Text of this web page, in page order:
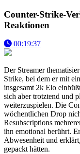
Counter-Strike-
Reaktionen
00:19:37
Der Streamer
Strike, bei dem er mit
insgesamt 2k Elo
sich aber trotztend und
weiterzuspielen. Die
wöchentlichen Drop
Resubscriptions
ihn emotional berührt.
Abwesenheit und
gepackt hätten.